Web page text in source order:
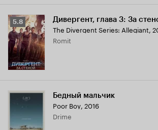
Рейтинг
Кинопоиска
5.8
5.8 Дивергент, глава 3: За
The Divergent Series: Allegiant,
Romit
Бедный мальчик
Poor Boy, 2016
Drime